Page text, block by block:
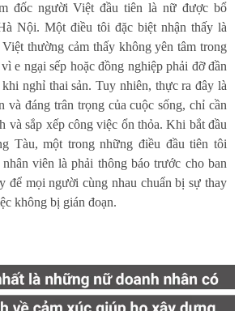
đốc người Việt đầu tiên là nữ được bổ
Nội. Một điều tôi đặc biệt nhận thấy là
thường cảm thấy không yên tâm trong
e ngại sếp hoặc đồng nghiệp phải đỡ đần
nghỉ thai sản. Tuy nhiên, thực ra đây là
và đáng trân trọng của cuộc sống, chỉ cần
và sắp xếp công việc ổn thỏa. Khi bắt đầu
Tàu, một trong những điều đầu tiên tôi
viên là phải thông báo trước cho ban
để mọi người cùng nhau chuẩn bị sự thay
không bị gián đoạn.